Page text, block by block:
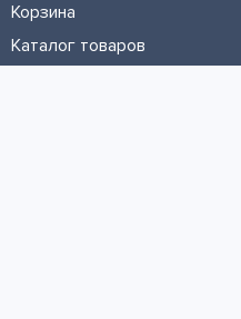
Корзина
Каталог товаров